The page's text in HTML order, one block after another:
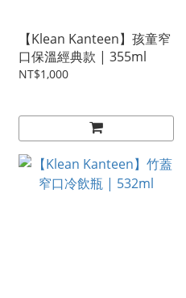
【Klean Kanteen】孩童窄
口保溫經典款 | 355ml
NT$1,000